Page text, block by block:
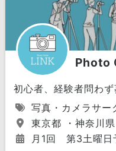
Photo
初心者、経験者問わず
写真・カメラサー
東京都 ・神奈川
月1回 第3土曜日